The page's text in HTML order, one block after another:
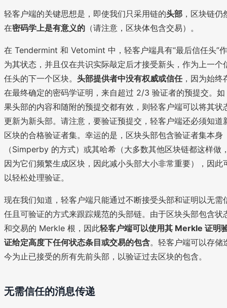
轻客户端的关键思想是，即使我们只采用链的头部 ，区块链仍
在密码学上是有意义的 （请注意，区块体包含交易）。
在 Tendermint 和 Vetomint 中，轻客户端具有“最后信任头”作
为其状态，并且仅在共识实际敲定后才接受新头，作为上一个
任头的下一个区块。 头部提供者中没有权威或信任，因为始终
在最终确定的密码学证明，来自超过 2/3 验证者的预提交。如
果头部的内容和随附的预提交都有效，则轻客户端可以将其状
更新为新头部。请注意，要验证预提交，轻客户端还必须知道
区块的合格验证者集。幸运的是，区块头部包含验证者集本身
（Simperby 的方式）或其哈希（大多数其他区块链都这样做
因为它们频繁生成区块，因此减小头部大小非常重要），因此
以轻松处理验证。
现在我们知道，轻客户端只能通过不断接受头部和证明以无需
任且可验证的方式来跟踪规范的头部链。由于区块头部包含状
和交易的 Merkle 根，因此轻客户端可以使用其 Merkle 证明
证给定高度下任何状态条目或交易的包含。轻客户端可以存储
今为止已接受的所有先前头部，以验证过去区块的包含。
无需信任的消息传递